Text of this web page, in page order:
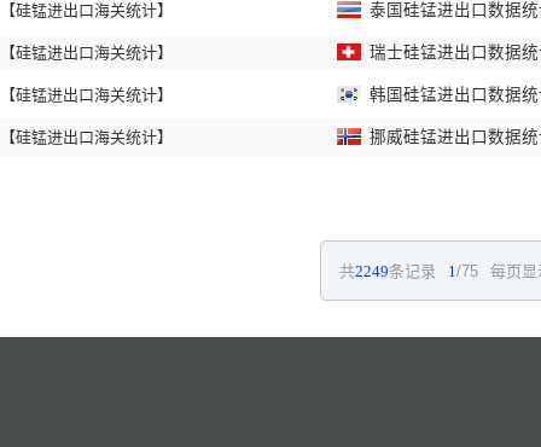
【硅锰进出口海关统计】
【硅锰进出口海关统计】
【硅锰进出口海关统计】
【硅锰进出口海关统计】
泰国硅锰进出口数据
瑞士硅锰进出口数据
韩国硅锰进出口数据
挪威硅锰进出口数据
共2249条记录 1/75 每页显